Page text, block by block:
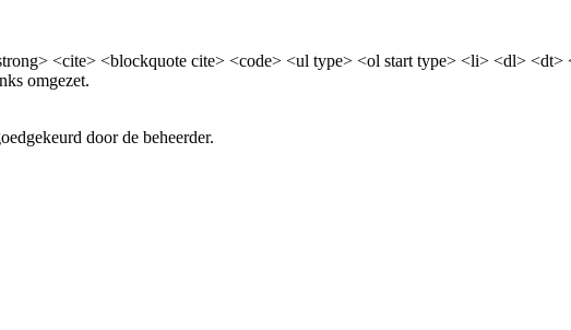
<cite> <blockquote cite> <code> <ul type> <ol start type> <li> <dl> <dt>
omgezet.
door de beheerder.